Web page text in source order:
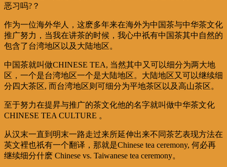
恶习吗?？
作为一位海外华人，这麽多年来在海外为中国茶与中华茶文化
推广努力，当我在讲茶的时候，我心中祇有中国茶其中自然的
包含了台湾地区以及大陆地区。
中国茶就叫做CHINESE TEA, 当然其中又可以细分为两大地
区，一个是台湾地区一个是大陆地区。大陆地区又可以继续细
分四大茶区, 而台湾地区则可细分为平地茶区以及高山茶区。
至于努力在提昇与推广的茶文化他的名字就叫做中华茶文化
CHINESE TEA CULTURE 。
从汉末一直到明末一路走过来所延伸出来不同茶艺表现方法在
英文裡也祇有一个翻译，那就是Chinese tea ceremony, 何必再
继续细分什麽 Chinese vs. Taiwanese tea ceremony。